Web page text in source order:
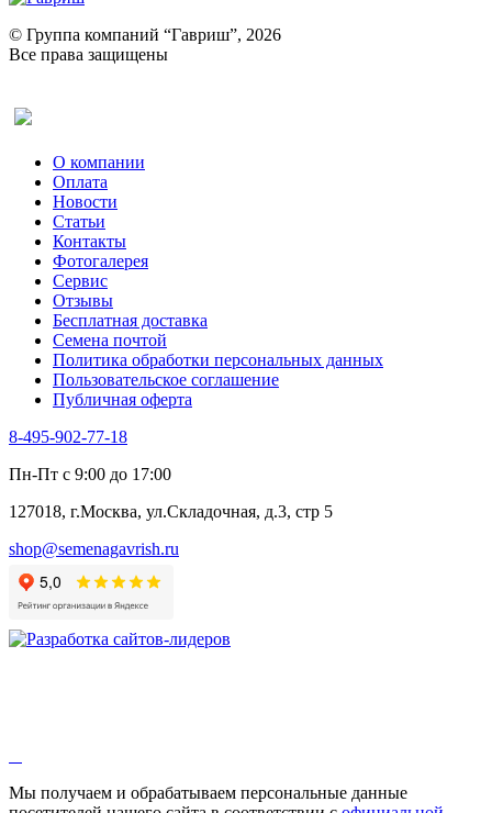
Ревень
Рукола
Рута
Тмин
Трава для чая
Туласи
Укроп
Фенхель пряный
Хризантема овощная
Цикорий пряный
Цикорий салатный (Витлуф)
Черемша
Шпинат
Щавель
Эндивий
Эстрагон
Алтей
Бессмертник
Валериана
Валерианелла
Гибискус лекарственный
Девясил
Душица
Змееголовник
Мыльнянка
© Группа компаний “Гавриш”, 2026
Все права защищены
О компании
Оплата
Новости
Статьи
Контакты
Фотогалерея​
Сервис
Отзывы
Бесплатная доставка
Семена почтой
Политика обработки персональных данных
Пользовательское соглашение
Публичная оферта
8-495-902-77-18
Пн-Пт с 9:00 до 17:00
127018, г.Москва, ул.Складочная, д.3, стр 5
shop@semenagavrish.ru
Мы получаем и обрабатываем персональные данные